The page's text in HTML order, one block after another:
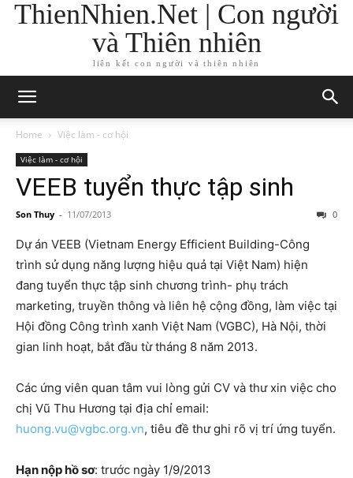
ThienNhien.Net | Con người
và Thiên nhiên
liên kết con người và thiên nhiên
Home Việc làm - cơ hội
Việc làm - cơ hội
VEEB tuyển thực tập sinh
Son Thuy - 11/07/2013 0
Dự án VEEB (Vietnam Energy Efficient Building-Công
trình sử dụng năng lượng hiệu quả tại Việt Nam) hiện
đang tuyển thực tập sinh chương trình- phụ trách
marketing, truyền thông và liên hệ cộng đồng, làm việc tại
Hội đồng Công trình xanh Việt Nam (VGBC), Hà Nội, thời
gian linh hoạt, bắt đầu từ tháng 8 năm 2013.
Các ứng viên quan tâm vui lòng gửi CV và thư xin việc cho
chị Vũ Thu Hương tại địa chỉ email:
huong.vu@vgbc.org.vn, tiêu đề thư ghi rõ vị trí ứng tuyển.
Hạn nộp hồ sơ: trước ngày 1/9/2013